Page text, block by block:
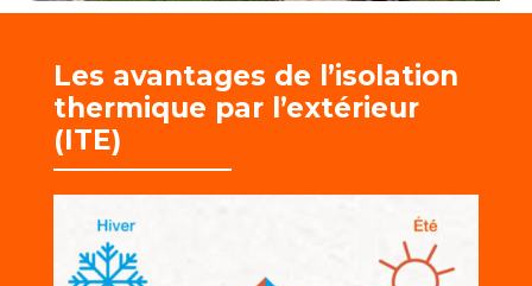
Les avantages de l’isolation
thermique par l’extérieur
(ITE)